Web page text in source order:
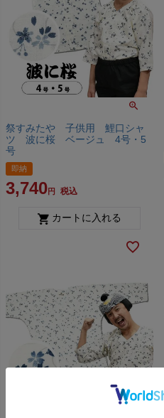
祭すみたや 子供用 鯉口シャ
ツ 波に桜 ベージュ 4号・5
号
即納
3,740 税込
カートに入れる